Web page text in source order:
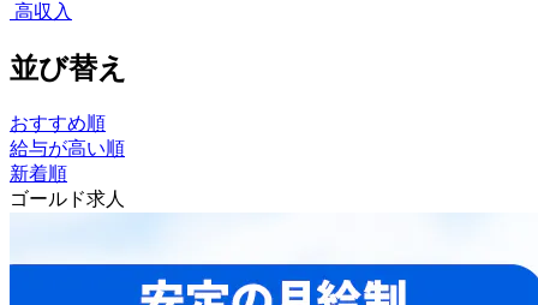
高収入
並び替え
おすすめ順
給与が高い順
新着順
ゴールド求人